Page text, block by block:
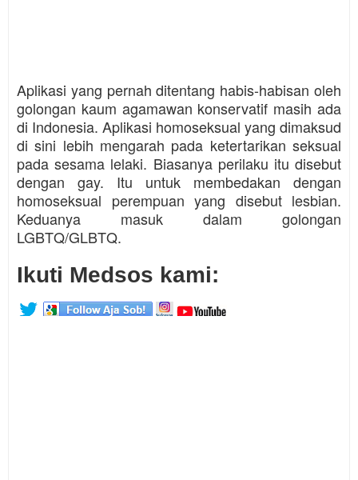
Aplikasi yang pernah ditentang habis-habisan oleh
golongan kaum agamawan konservatif masih ada
di Indonesia. Aplikasi homoseksual yang dimaksud
di sini lebih mengarah pada ketertarikan seksual
pada sesama lelaki. Biasanya perilaku itu disebut
dengan gay. Itu untuk membedakan dengan
homoseksual perempuan yang disebut lesbian.
Keduanya masuk dalam golongan
LGBTQ/GLBTQ.
Ikuti Medsos kami: